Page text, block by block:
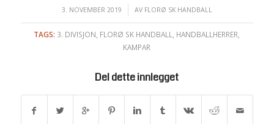
3. NOVEMBER 2019
/ AV FLORØ SK HANDBALL
TAGS: 3. DIVISJON FLORØ SK HANDBALL HANDBALLHERRER
KAMPAR
Del dette innlegget